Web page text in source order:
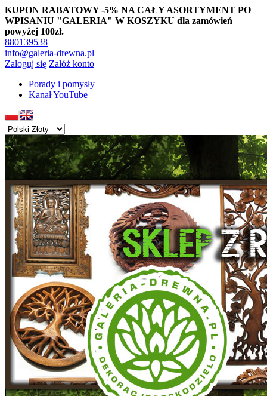
KUPON RABATOWY -5% NA CAŁY ASORTYMENT PO
WPISANIU "GALERIA" W KOSZYKU dla zamówień
powyżej 100zł.
880139538
info@galeria-drewna.pl
Zaloguj się Załóż konto
Porady i pomysły
Kanał YouTube